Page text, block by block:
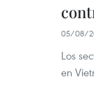
05/08/
Los
en